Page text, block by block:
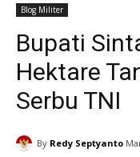
Blog Militer
Bupati
Hektare
Serbu TNI
By Redy Septyanto